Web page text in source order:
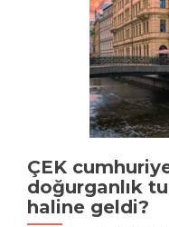
ÇEK
doğurganlık
haline geldi?